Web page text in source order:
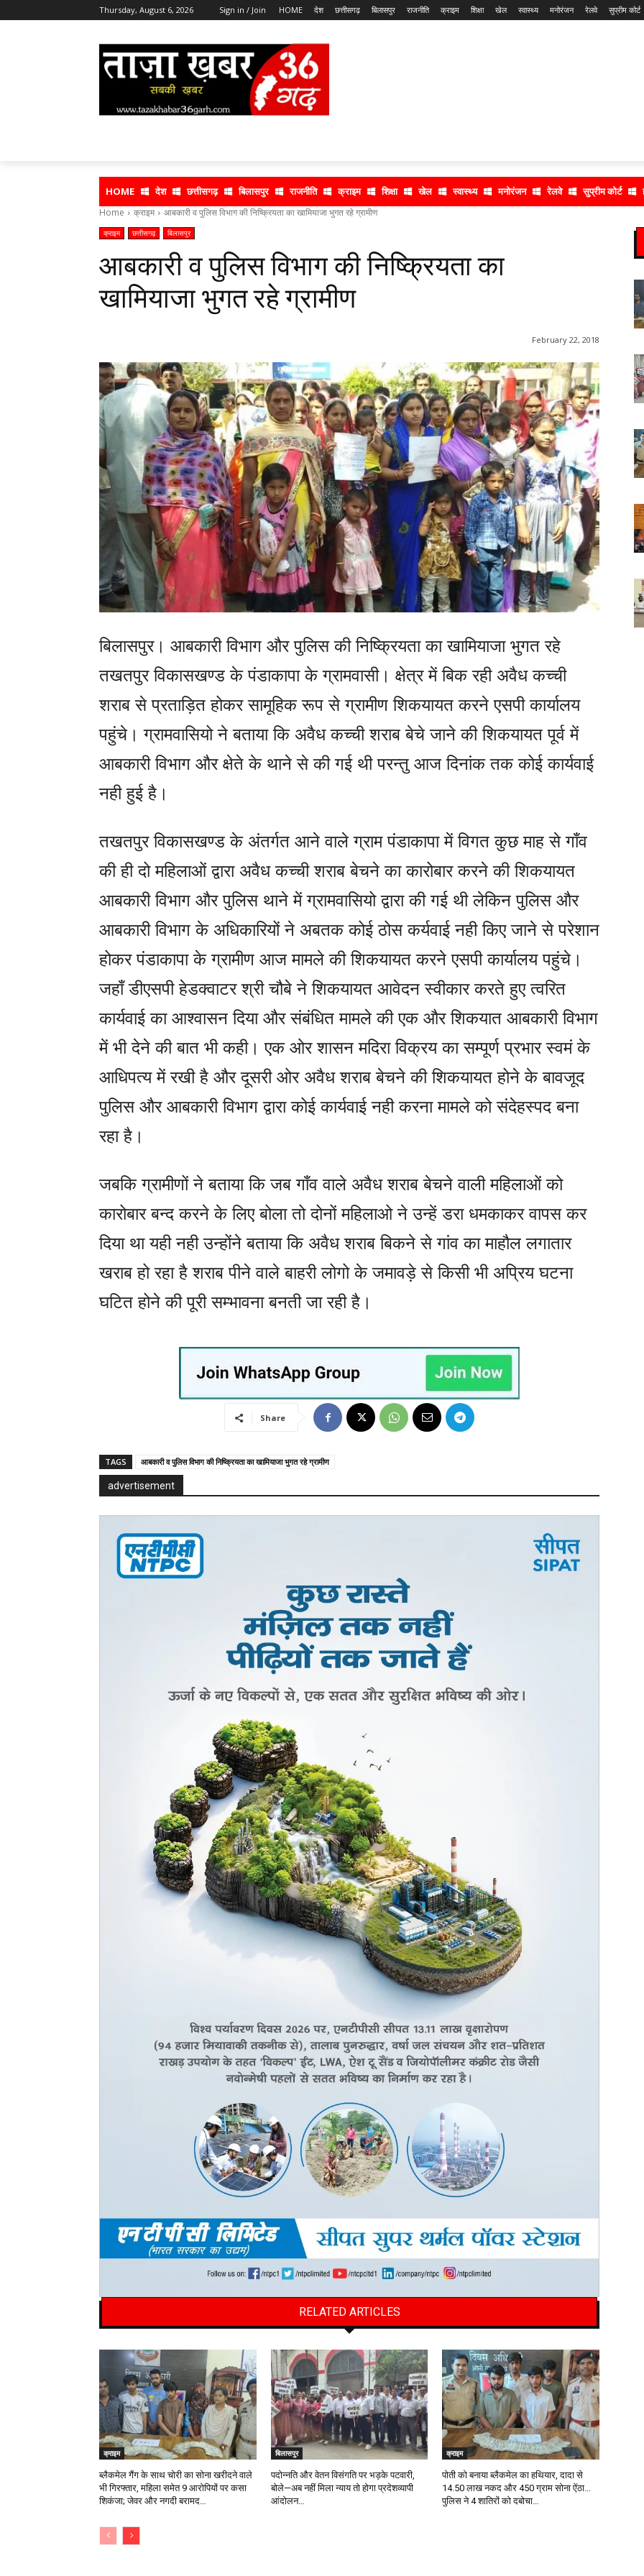
Thursday, August 6, 2026 Sign in / Join HOME देश छत्तीसगढ़ बिलासपुर राजनीति क्राइम शिक्षा खेल स्वास्थ्य मनोरंजन रेलवे सुप्रीम कोर्ट
HOME देश छत्तीसगढ़ बिलासपुर राजनीति क्राइम शिक्षा खेल स्वास्थ्य मनोरंजन रेलवे सुप्रीम कोर्ट
Home क्राइम आबकारी व पुलिस विभाग की निष्क्रियता का खामियाजा भुगत रहे ग्रामीण
क्राइम छत्तीसगढ़ बिलासपुर
आबकारी व पुलिस विभाग की निष्क्रियता का
खामियाजा भुगत रहे ग्रामीण
February 22, 2018
बिलासपुर। आबकारी विभाग और पुलिस की निष्क्रियता का खामियाजा भुगत रहे
तखतपुर विकासखण्ड के पंडाकापा के ग्रामवासी। क्षेत्र में बिक रही अवैध कच्ची
शराब से प्रताड़ित होकर सामूहिक रूप से ग्रामीण शिकयायत करने एसपी कार्यालय
पहुंचे। ग्रामवासियो ने बताया कि अवैध कच्ची शराब बेचे जाने की शिकयायत पूर्व में
आबकारी विभाग और क्षेते के थाने से की गई थी परन्तु आज दिनांक तक कोई कार्यवाई
नही हुई है।
तखतपुर विकासखण्ड के अंतर्गत आने वाले ग्राम पंडाकापा में विगत कुछ माह से गाँव
की ही दो महिलाओं द्वारा अवैध कच्ची शराब बेचने का कारोबार करने की शिकयायत
आबकारी विभाग और पुलिस थाने में ग्रामवासियो द्वारा की गई थी लेकिन पुलिस और
आबकारी विभाग के अधिकारियों ने अबतक कोई ठोस कर्यवाई नही किए जाने से परेशान
होकर पंडाकापा के ग्रामीण आज मामले की शिकयायत करने एसपी कार्यालय पहुंचे।
जहाँ डीएसपी हेडक्वाटर श्री चौबे ने शिकयायत आवेदन स्वीकार करते हुए त्वरित
कार्यवाई का आश्वासन दिया और संबंधित मामले की एक और शिकयात आबकारी विभाग
में भी देने की बात भी कही। एक ओर शासन मदिरा विक्रय का सम्पूर्ण प्रभार स्वमं के
आधिपत्य में रखी है और दूसरी ओर अवैध शराब बेचने की शिकयायत होने के बावजूद
पुलिस और आबकारी विभाग द्वारा कोई कार्यवाई नही करना मामले को संदेहस्पद बना
रहा है।
जबकि ग्रामीणों ने बताया कि जब गाँव वाले अवैध शराब बेचने वाली महिलाओं को
कारोबार बन्द करने के लिए बोला तो दोनों महिलाओ ने उन्हें डरा धमकाकर वापस कर
दिया था यही नही उन्होंने बताया कि अवैध शराब बिकने से गांव का माहौल लगातार
खराब हो रहा है शराब पीने वाले बाहरी लोगो के जमावड़े से किसी भी अप्रिय घटना
घटित होने की पूरी सम्भावना बनती जा रही है।
Share
TAGS आबकारी व पुलिस विभाग की निष्क्रियता का खामियाजा भुगत रहे ग्रामीण
advertisement
RELATED ARTICLES
क्राइम
ब्लैकमेल गैंग के साथ चोरी का सोना खरीदने वाले
भी गिरफ्तार, महिला समेत 9 आरोपियों पर कसा
शिकंजा; जेवर और नगदी बरामद…
बिलासपुर
पदोन्नति और वेतन विसंगति पर भड़के पटवारी,
बोले—अब नहीं मिला न्याय तो होगा प्रदेशव्यापी
आंदोलन…
क्राइम
पोती को बनाया ब्लैकमेल का हथियार, दादा से
14.50 लाख नकद और 450 ग्राम सोना ऐंठा…
पुलिस ने 4 शातिरों को दबोचा…